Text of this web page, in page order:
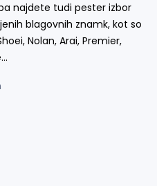
najdete tudi pester izbor
blagovnih znamk, kot so
Nolan, Arai, Premier,